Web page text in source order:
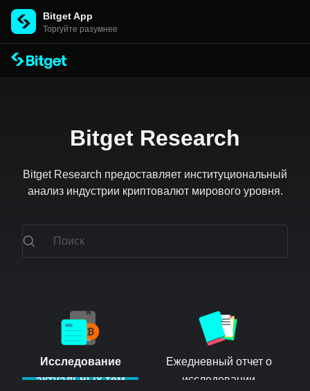
Bitget App
Торгуйте разумнее
Bitget Research
Bitget Research предоставляет институциональный
анализ индустрии криптовалют мирового уровня.
Исследование
актуальных тем
Ежедневный отчет о
исследовании